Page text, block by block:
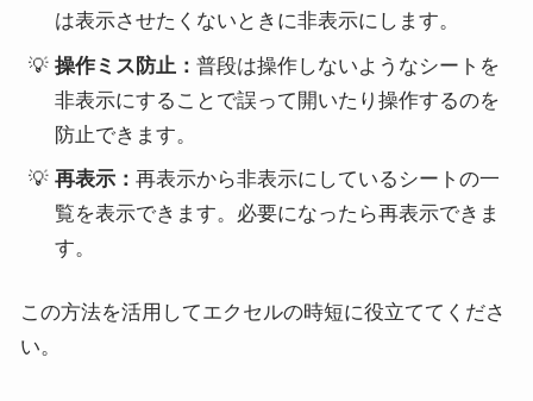
は表示させたくないときに非表示にします。
操作ミス防止：普段は操作しないようなシートを
非表示にすることで誤って開いたり操作するのを
防止できます。
再表示：再表示から非表示にしているシートの一
覧を表示できます。必要になったら再表示できま
す。
この方法を活用してエクセルの時短に役立ててくださ
い。